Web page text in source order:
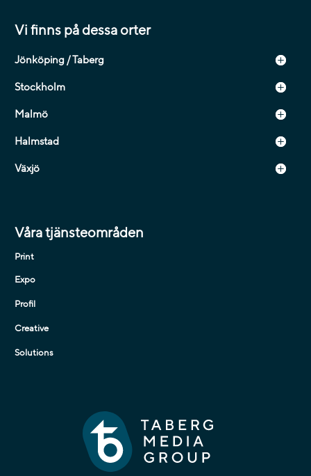
Vi finns på dessa orter
Jönköping / Taberg
Stockholm
Malmö
Halmstad
Växjö
Våra tjänsteområden
Print
Expo
Profil
Creative
Solutions